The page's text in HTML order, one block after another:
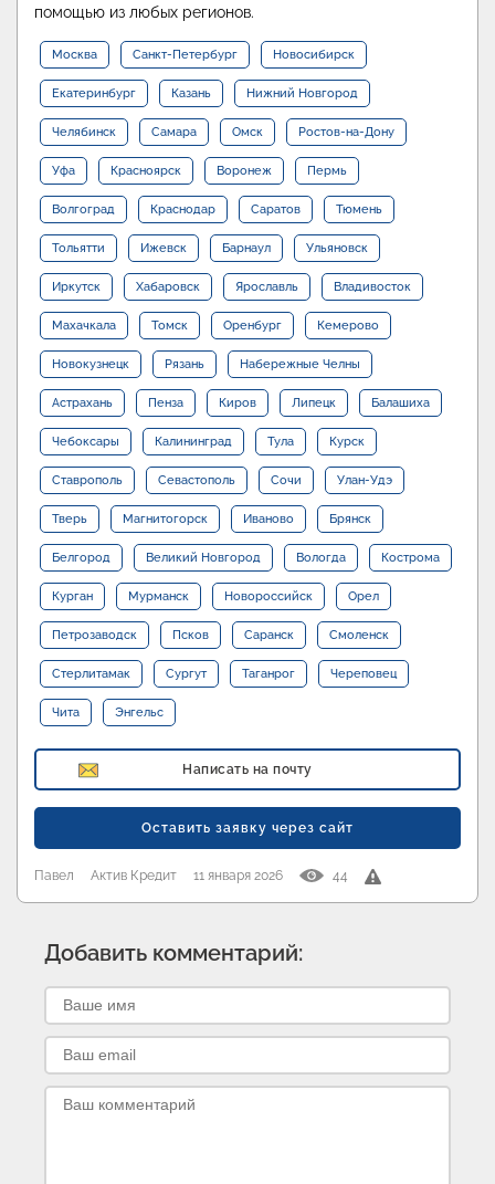
помощью из любых регионов.
Москва Санкт-Петербург Новосибирск
Екатеринбург Казань Нижний Новгород
Челябинск Самара Омск Ростов-на-Дону
Уфа Красноярск Воронеж Пермь
Волгоград Краснодар Саратов Тюмень
Тольятти Ижевск Барнаул Ульяновск
Иркутск Хабаровск Ярославль Владивосток
Махачкала Томск Оренбург Кемерово
Новокузнецк Рязань Набережные Челны
Астрахань Пенза Киров Липецк Балашиха
Чебоксары Калининград Тула Курск
Ставрополь Севастополь Сочи Улан-Удэ
Тверь Магнитогорск Иваново Брянск
Белгород Великий Новгород Вологда Кострома
Курган Мурманск Новороссийск Орел
Петрозаводск Псков Саранск Смоленск
Стерлитамак Сургут Таганрог Череповец
Чита Энгельс
Написать на почту
Оставить заявку через сайт
Павел Актив Кредит 11 января 2026 44
Добавить комментарий: